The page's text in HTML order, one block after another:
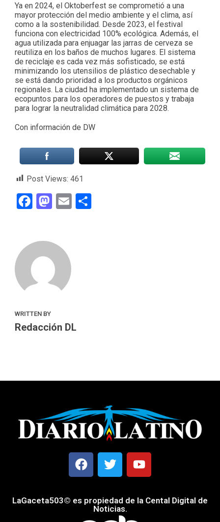
Ya en 2024, el Oktoberfest se comprometió a una
mayor protección del medio ambiente y el clima, así
como a la sostenibilidad. Desde 2023, el festival
funciona con electricidad 100% ecológica. Además, el
agua utilizada para enjuagar las jarras de cerveza se
reutiliza en los baños de muchos lugares. El sistema
de reciclaje es cada vez más sofisticado, se está
minimizando los utensilios de plástico desechable y
se está dando prioridad a los productos orgánicos
regionales. La ciudad ha implementado un sistema de
ecopuntos para los operadores de puestos y trabaja
para lograr la neutralidad climática para 2028.
Con información de DW
Post Views: 461
Facebook
Mastodon
Email
WRITTEN BY
Redacción DL
LaGaceta503© es propiedad de la Cental Digital de
Noticias.